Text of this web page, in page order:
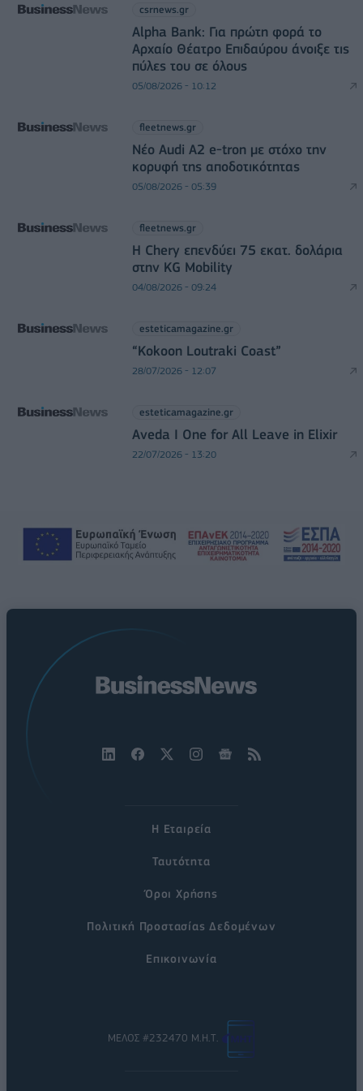
csrnews.gr
Alpha Bank: Για πρώτη φορά το
Αρχαίο Θέατρο Επιδαύρου άνοιξε τις
πύλες του σε όλους
05/08/2026 - 10:12
fleetnews.gr
Νέο Audi A2 e-tron με στόχο την
κορυφή της αποδοτικότητας
05/08/2026 - 05:39
fleetnews.gr
Η Chery επενδύει 75 εκατ. δολάρια
στην KG Mobility
04/08/2026 - 09:24
esteticamagazine.gr
“Kokoon Loutraki Coast”
28/07/2026 - 12:07
esteticamagazine.gr
Aveda I One for All Leave in Elixir
22/07/2026 - 13:20
Η Εταιρεία
Ταυτότητα
Όροι Χρήσης
Πολιτική Προστασίας Δεδομένων
Επικοινωνία
ΜΕΛΟΣ #232470 Μ.Η.Τ.